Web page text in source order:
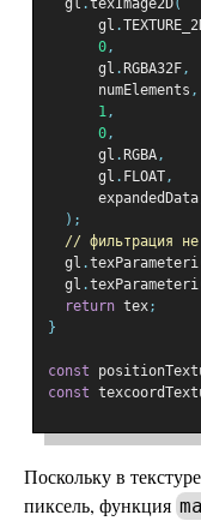
  gl
.texImage2D(
      gl
.
0,
      gl
. RGBA32F,
      numElements
,
1,
0,
      gl
. RGBA,
      gl
. FLOAT,
      expandedData
);
// фильтрация не
  gl
.texParameteri
  gl
.texParameteri
return tex;
}
const
const
Поскольку в
пиксель, функция